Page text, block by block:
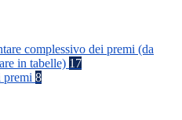
complessivo dei premi (da
in tabelle) 17
premi 8